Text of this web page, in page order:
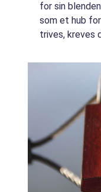
for sin
som et hub
trives, kreves
essensiell del